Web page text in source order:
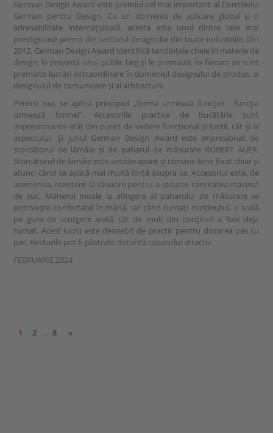
German Design Award este premiul cel mai important al Consiliului
German pentru Design. Cu un domeniu de aplicare global și o
adresabilitate internațională, acesta este unul dintre cele mai
prestigioase premii din sectorul designului din toate industriile. Din
2012, German Design Award identifică tendințele cheie în materie de
design, le prezintă unui public larg și le premiază. În fiecare an sunt
premiate lucrări extraordinare în domeniul designului de produs, al
designului de comunicare și al arhitecturii.
Pentru noi, se aplică principiul „forma urmează funcției - funcția
urmează formei”. Accesoriile practice de bucătărie sunt
impresionante atât din punct de vedere funcțional și tactil, cât și al
aspectului. Și juriul German Design Award este impresionat de
storcătorul de lămâie și de paharul de măsurare ROBERT AUER.
Storcătorul de lămâie este antiderapant și rămâne bine fixat chiar și
atunci când se aplică mai multă forță asupra sa. Accesoriul este, de
asemenea, rezistent la răsucire pentru a stoarce cantitatea maximă
de suc. Mânerul moale la atingere al paharului de măsurare se
potrivește confortabil în mână, iar când turnați conținutul, o scală
pe gura de scurgere arată cât de mult din conținut a fost deja
turnat. Acest lucru este deosebit de practic pentru dozarea pas cu
pas. Resturile pot fi păstrate datorită capacului atractiv.
FEBRUARIE 2024
1 2 … 8 »